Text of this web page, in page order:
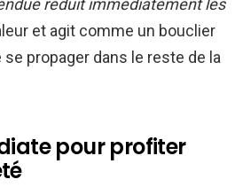
réduit immédiatement les
et agit comme un bouclier
propager dans le reste de la
pour profiter